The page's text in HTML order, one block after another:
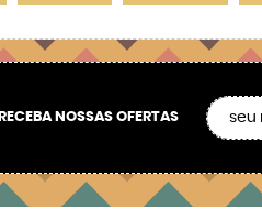
RECEBA NOSSAS OFERTAS